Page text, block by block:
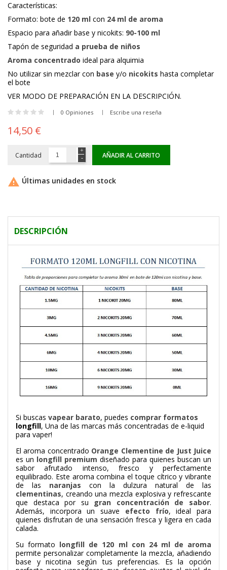
Características:
Formato: bote de 120 ml con 24 ml de aroma
Espacio para añadir base y nicokits: 90-100 ml
Tapón de seguridad a prueba de niños
Aroma concentrado ideal para alquimia
No utilizar sin mezclar con base y/o nicokits hasta completar
el bote
VER MODO DE PREPARACIÓN EN LA DESCRIPCIÓN.
0 Opiniones Escribe una reseña
14,50 €
Cantidad AÑADIR AL CARRITO
 Últimas unidades en stock
DESCRIPCIÓN
Si buscas vapear barato, puedes comprar formatos
longfill, Una de las marcas más concentradas de e-liquid
para vaper!
El aroma concentrado Orange Clementine de Just Juice
es un longfill premium diseñado para quienes buscan un
sabor afrutado intenso, fresco y perfectamente
equilibrado. Este aroma combina el toque cítrico y vibrante
de las naranjas con la dulzura natural de las
clementinas, creando una mezcla explosiva y refrescante
que destaca por su gran concentración de sabor.
Además, incorpora un suave efecto frío, ideal para
quienes disfrutan de una sensación fresca y ligera en cada
calada.
Su formato longfill de 120 ml con 24 ml de aroma
permite personalizar completamente la mezcla, añadiendo
base y nicotina según tus preferencias. Es la opción